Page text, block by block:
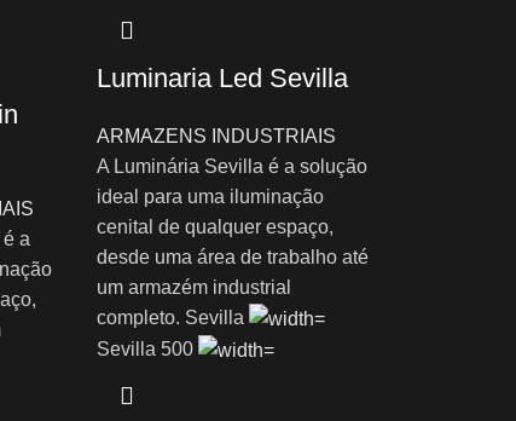
a
Luminaria Led Sevilla
ARMAZENS INDUSTRIAIS
A Luminária Sevilla é a solução
ideal para uma iluminação
cenital de qualquer espaço,
desde uma área de trabalho até
um armazém industrial
completo. Sevilla
Sevilla 500